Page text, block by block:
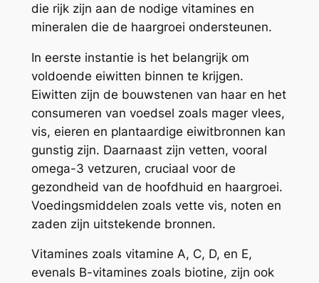
die rijk zijn aan de nodige vitamines en
mineralen die de haargroei ondersteunen.
In eerste instantie is het belangrijk om
voldoende eiwitten binnen te krijgen.
Eiwitten zijn de bouwstenen van haar en het
consumeren van voedsel zoals mager vlees,
vis, eieren en plantaardige eiwitbronnen kan
gunstig zijn. Daarnaast zijn vetten, vooral
omega-3 vetzuren, cruciaal voor de
gezondheid van de hoofdhuid en haargroei.
Voedingsmiddelen zoals vette vis, noten en
zaden zijn uitstekende bronnen.
Vitamines zoals vitamine A, C, D, en E,
evenals B-vitamines zoals biotine, zijn ook